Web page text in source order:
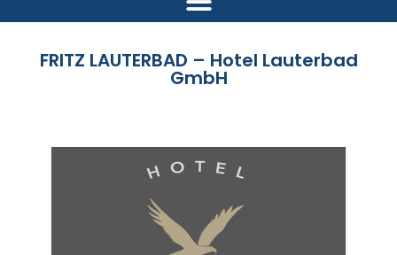
FRITZ LAUTERBAD – Hotel Lauterbad
GmbH